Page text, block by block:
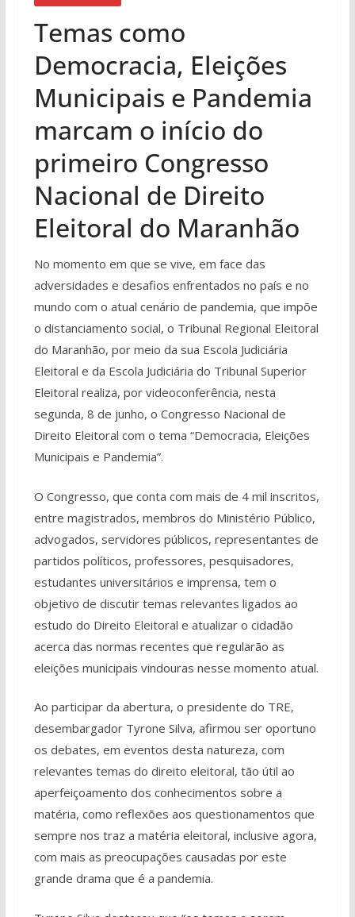
Temas como
Democracia, Eleições
Municipais e Pandemia
marcam o início do
primeiro Congresso
Nacional de Direito
Eleitoral do Maranhão
No momento em que se vive, em face das
adversidades e desafios enfrentados no país e no
mundo com o atual cenário de pandemia, que impõe
o distanciamento social, o Tribunal Regional Eleitoral
do Maranhão, por meio da sua Escola Judiciária
Eleitoral e da Escola Judiciária do Tribunal Superior
Eleitoral realiza, por videoconferência, nesta
segunda, 8 de junho, o Congresso Nacional de
Direito Eleitoral com o tema “Democracia, Eleições
Municipais e Pandemia”.
O Congresso, que conta com mais de 4 mil inscritos,
entre magistrados, membros do Ministério Público,
advogados, servidores públicos, representantes de
partidos políticos, professores, pesquisadores,
estudantes universitários e imprensa, tem o
objetivo de discutir temas relevantes ligados ao
estudo do Direito Eleitoral e atualizar o cidadão
acerca das normas recentes que regularão as
eleições municipais vindouras nesse momento atual.
Ao participar da abertura, o presidente do TRE,
desembargador Tyrone Silva, afirmou ser oportuno
os debates, em eventos desta natureza, com
relevantes temas do direito eleitoral, tão útil ao
aperfeiçoamento dos conhecimentos sobre a
matéria, como reflexões aos questionamentos que
sempre nos traz a matéria eleitoral, inclusive agora,
com mais as preocupações causadas por este
grande drama que é a pandemia.